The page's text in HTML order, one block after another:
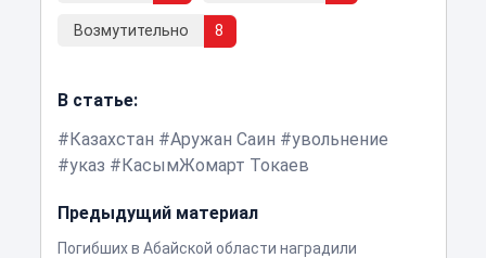
Возмутительно 8
В статье:
Казахстан
Аружан Саин
увольнение
указ
КасымЖомарт Токаев
Предыдущий материал
Погибших в Абайской области наградили